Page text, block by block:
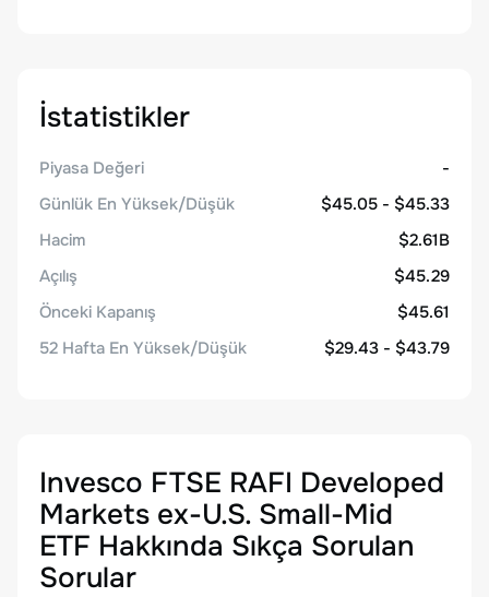
İstatistikler
Piyasa Değeri
-
Günlük En Yüksek/Düşük
$45.05 - $45.33
Hacim
$2.61B
Açılış
$45.29
Önceki Kapanış
$45.61
52 Hafta En Yüksek/Düşük
$29.43 - $43.79
Invesco FTSE RAFI Developed
Markets ex-U.S. Small-Mid
ETF Hakkında Sıkça Sorulan
Sorular